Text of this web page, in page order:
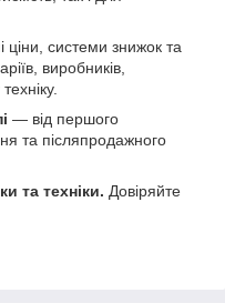
ціни, системи знижок та
виробників,
— від першого
та післяпродажного
та техніки. Довіряйте